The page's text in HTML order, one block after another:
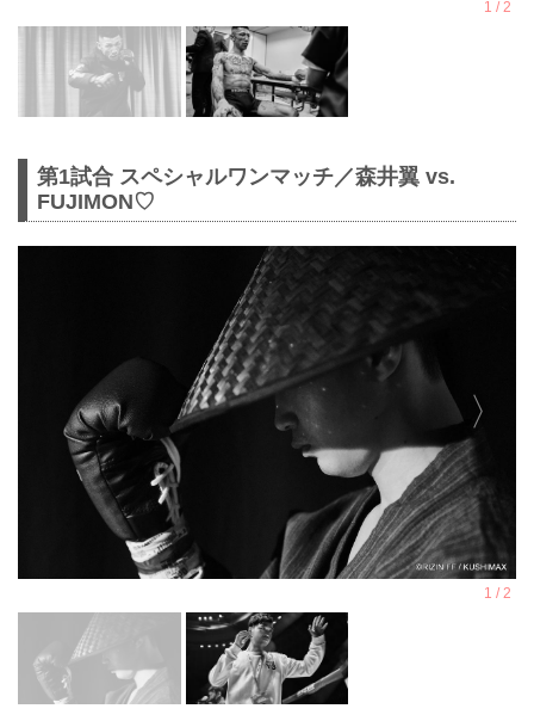
第1試合 スペシャルワンマッチ／森井翼 vs.
FUJIMON♡